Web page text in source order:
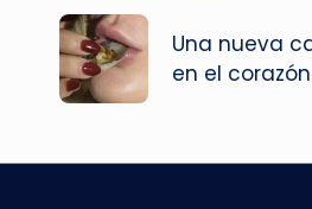
de
entradas
Una nueva
en el